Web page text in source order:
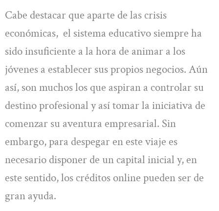
Cabe destacar que aparte de las crisis
económicas, el sistema educativo siempre ha
sido insuficiente a la hora de animar a los
jóvenes a establecer sus propios negocios. Aún
así, son muchos los que aspiran a controlar su
destino profesional y así tomar la iniciativa de
comenzar su aventura empresarial. Sin
embargo, para despegar en este viaje es
necesario disponer de un capital inicial y, en
este sentido, los créditos online pueden ser de
gran ayuda.